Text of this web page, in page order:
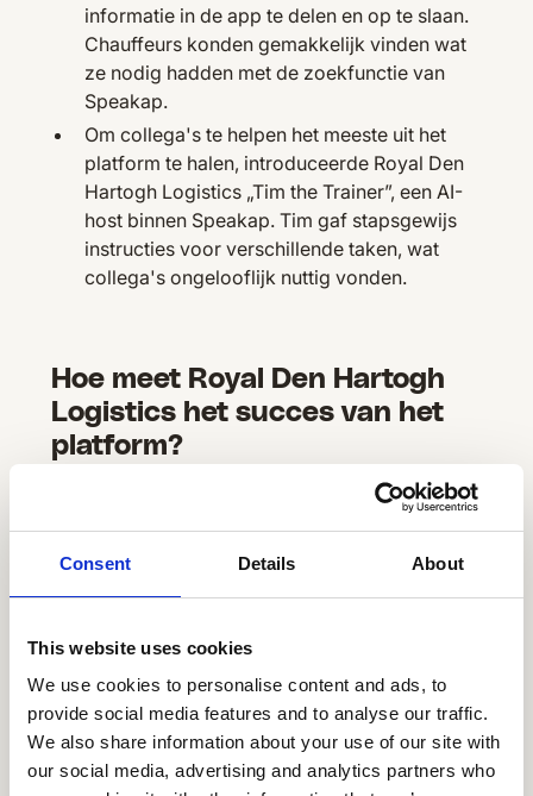
Consent Details About
This website uses cookies
We use cookies to personalise content and ads, to
provide social media features and to analyse our traffic.
We also share information about your use of our site with
our social media, advertising and analytics partners who
informatie in de app te delen en op te slaan.
Chauffeurs konden gemakkelijk vinden wat
ze nodig hadden met de zoekfunctie van
Speakap.
Om collega's te helpen het meeste uit het
platform te halen, introduceerde Royal Den
Hartogh Logistics „Tim the Trainer”, een AI-
host binnen Speakap. Tim gaf stapsgewijs
instructies voor verschillende taken, wat
collega's ongelooflijk nuttig vonden.
Hoe meet Royal Den Hartogh
Logistics het succes van het
platform?
Royal Den Hartogh Logistics maakt gebruik
van verschillende methoden om het succes
van Speakap te meten. Erik vertelt: „We
met de specifieke teams te gebruiken.
interesse en interactie is en anderzijds om
voorbeelden van andere teams te delen om
In gebieden waar Speakap op grote schaal